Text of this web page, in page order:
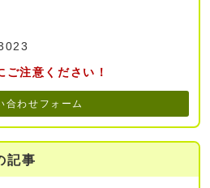
ご注意ください！
合わせフォーム
記事